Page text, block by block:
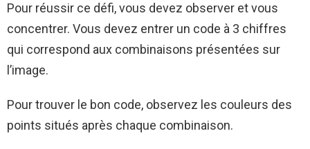
Pour réussir ce défi, vous devez observer et vous
concentrer. Vous devez entrer un code à 3 chiffres
qui correspond aux combinaisons présentées sur
l’image.
Pour trouver le bon code, observez les couleurs des
points situés après chaque combinaison.